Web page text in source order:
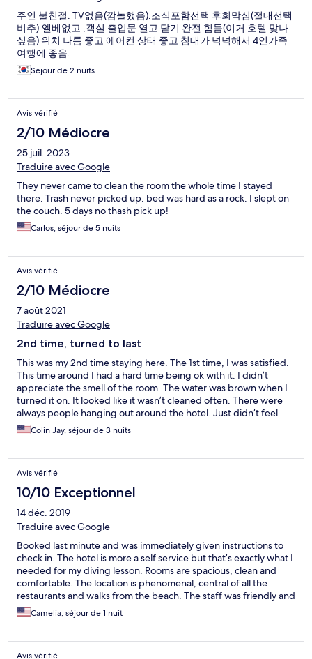
주인 불친절. TV없음(깜놀했음).조식포함선택 후회막심(절대선택
비추).엘베없고 ,객실 출입문 열고 닫기 완전 힘듬(이거 호텔 맞나
싶음) 위치 나름 좋고 에어컨 상태 좋고 침대가 넉넉해서 4인가족
여행에 좋음.
Séjour de 2 nuits
Avis vérifié
2/10 Médiocre
25 juil. 2023
Traduire avec Google
They never came to clean the room the whole time I stayed
there. Trash never picked up. bed was hard as a rock. I slept on
the couch. 5 days no thash pick up!
Carlos, séjour de 5 nuits
Avis vérifié
2/10 Médiocre
7 août 2021
Traduire avec Google
2nd time, turned to last
This was my 2nd time staying here. The 1st time, I was satisfied.
This time around I had a hard time being ok with it. I didn’t
appreciate the smell of the room. The water was brown when I
turned it on. It looked like it wasn’t cleaned often. There were
always people hanging out around the hotel. Just didn’t feel
comfortable. They always asked for cigarettes.
Colin Jay, séjour de 3 nuits
Avis vérifié
10/10 Exceptionnel
14 déc. 2019
Traduire avec Google
Booked last minute and was immediately given instructions to
check in. The hotel is more a self service but that’s exactly what I
needed for my diving lesson. Rooms are spacious, clean and
comfortable. The location is phenomenal, central of all the
restaurants and walks from the beach. The staff was friendly and
accommodating.
Camelia, séjour de 1 nuit
Avis vérifié